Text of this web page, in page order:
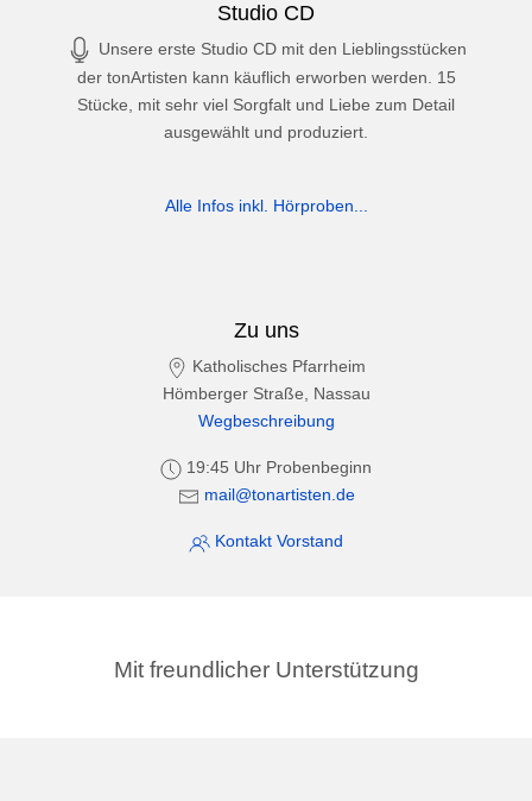
Studio CD
Unsere erste Studio CD mit den Lieblingsstücken
der tonArtisten kann käuflich erworben werden. 15
Stücke, mit sehr viel Sorgfalt und Liebe zum Detail
ausgewählt und produziert.
Alle Infos inkl. Hörproben...
Zu uns
Katholisches Pfarrheim
Hömberger Straße, Nassau
Wegbeschreibung
19:45 Uhr Probenbeginn
mail@tonartisten.de
Kontakt Vorstand
Mit freundlicher Unterstützung